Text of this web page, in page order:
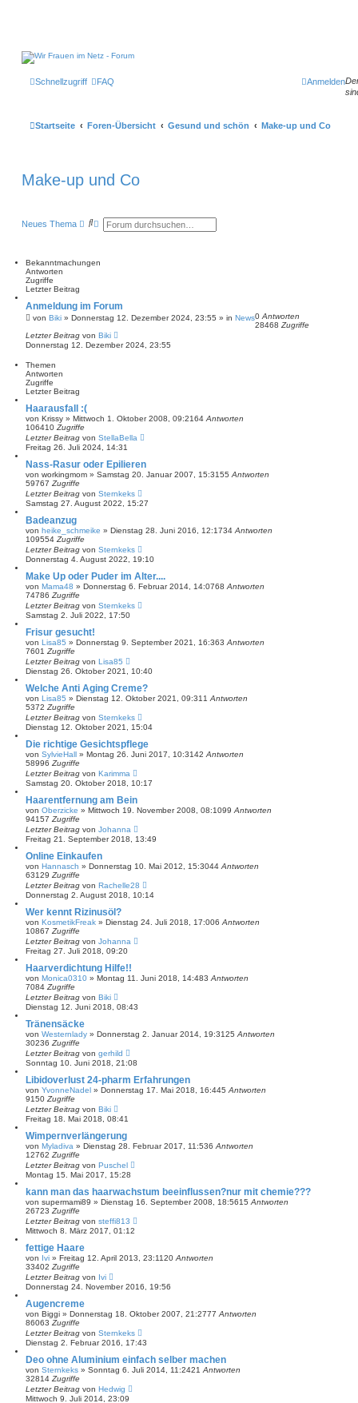
Schnellzugriff FAQ Anmelden
Startseite Foren-Übersicht Gesund und schön Make-up und Co
Make-up und Co
Neues Thema
S
e
E
i
e
S
c
h
Bekanntmachungen
Antworten
Zugriffe
Letzter Beitrag
Anmeldung im Forum
von Biki » Donnerstag 12. Dezember 2024, 23:55 » in News0 Antworten
28468 Zugriffe
Letzter Beitrag von Biki
Donnerstag 12. Dezember 2024, 23:55
Themen
Antworten
Zugriffe
Letzter Beitrag
Haarausfall :(
von Krissy » Mittwoch 1. Oktober 2008, 09:2164 Antworten
106410 Zugriffe
Letzter Beitrag von StellaBella
Freitag 26. Juli 2024, 14:31
Nass-Rasur oder Epilieren
von workingmom » Samstag 20. Januar 2007, 15:3155 Antworten
59767 Zugriffe
Letzter Beitrag von Sternkeks
Samstag 27. August 2022, 15:27
Badeanzug
von heike_schmeike » Dienstag 28. Juni 2016, 12:1734 Antworten
109554 Zugriffe
Letzter Beitrag von Sternkeks
Donnerstag 4. August 2022, 19:10
Make Up oder Puder im Alter....
von Mama48 » Donnerstag 6. Februar 2014, 14:0768 Antworten
74786 Zugriffe
Letzter Beitrag von Sternkeks
Samstag 2. Juli 2022, 17:50
Frisur gesucht!
von Lisa85 » Donnerstag 9. September 2021, 16:363 Antworten
7601 Zugriffe
Letzter Beitrag von Lisa85
Dienstag 26. Oktober 2021, 10:40
Welche Anti Aging Creme?
von Lisa85 » Dienstag 12. Oktober 2021, 09:31 1 Antworten
5372 Zugriffe
Letzter Beitrag von Sternkeks
Dienstag 12. Oktober 2021, 15:04
Die richtige Gesichtspflege
von SylvieHall » Montag 26. Juni 2017, 10:3142 Antworten
58996 Zugriffe
Letzter Beitrag von Karimma
Samstag 20. Oktober 2018, 10:17
Haarentfernung am Bein
von Oberzicke » Mittwoch 19. November 2008, 08:1099 Antworten
94157 Zugriffe
Letzter Beitrag von Johanna
Freitag 21. September 2018, 13:49
Online Einkaufen
von Hannasch » Donnerstag 10. Mai 2012, 15:3044 Antworten
63129 Zugriffe
Letzter Beitrag von Rachelle28
Donnerstag 2. August 2018, 10:14
Wer kennt Rizinusöl?
von KosmetikFreak » Dienstag 24. Juli 2018, 17:006 Antworten
10867 Zugriffe
Letzter Beitrag von Johanna
Freitag 27. Juli 2018, 09:20
Haarverdichtung Hilfe!!
von Monica0310 » Montag 11. Juni 2018, 14:483 Antworten
7084 Zugriffe
Letzter Beitrag von Biki
Dienstag 12. Juni 2018, 08:43
Tränensäcke
von Westernlady » Donnerstag 2. Januar 2014, 19:3125 Antworten
30236 Zugriffe
Letzter Beitrag von gerhild
Sonntag 10. Juni 2018, 21:08
Libidoverlust 24-pharm Erfahrungen
von YvonneNadel » Donnerstag 17. Mai 2018, 16:445 Antworten
9150 Zugriffe
Letzter Beitrag von Biki
Freitag 18. Mai 2018, 08:41
Wimpernverlängerung
von Myladiva » Dienstag 28. Februar 2017, 11:536 Antworten
12762 Zugriffe
Letzter Beitrag von Puschel
Montag 15. Mai 2017, 15:28
kann man das haarwachstum beeinflussen?nur mit chemie???
von supermami89 » Dienstag 16. September 2008, 18:5615 Antworten
26723 Zugriffe
Letzter Beitrag von steffi813
Mittwoch 8. März 2017, 01:12
fettige Haare
von Ivi » Freitag 12. April 2013, 23:1120 Antworten
33402 Zugriffe
Letzter Beitrag von Ivi
Donnerstag 24. November 2016, 19:56
Augencreme
von Biggi » Donnerstag 18. Oktober 2007, 21:2777 Antworten
86063 Zugriffe
Letzter Beitrag von Sternkeks
Dienstag 2. Februar 2016, 17:43
Deo ohne Aluminium einfach selber machen
von Sternkeks » Sonntag 6. Juli 2014, 11:2421 Antworten
32814 Zugriffe
Letzter Beitrag von Hedwig
Mittwoch 9. Juli 2014, 23:09